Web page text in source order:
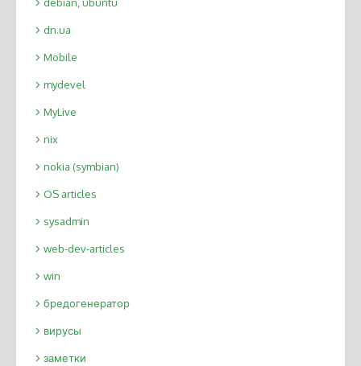
debian, ubuntu
dn.ua
Mobile
mydevel
MyLive
nix
nokia (symbian)
OS articles
sysadmin
web-dev-articles
win
бредогенератор
вирусы
заметки